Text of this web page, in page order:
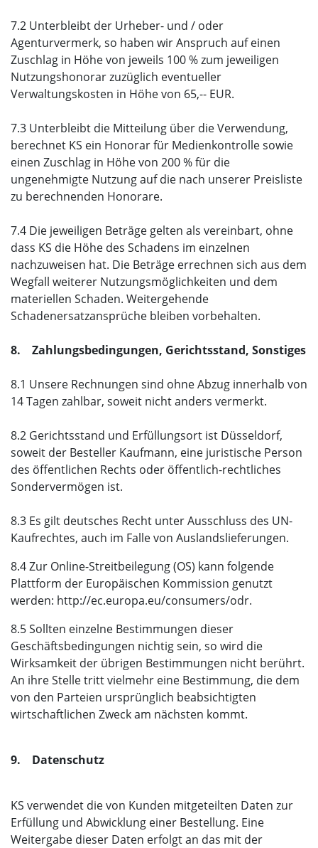
7.2 Unterbleibt der Urheber- und / oder
Agenturvermerk, so haben wir Anspruch auf einen
Zuschlag in Höhe von jeweils 100 % zum jeweiligen
Nutzungshonorar zuzüglich eventueller
Verwaltungskosten in Höhe von 65,-- EUR.
7.3 Unterbleibt die Mitteilung über die Verwendung,
berechnet KS ein Honorar für Medienkontrolle sowie
einen Zuschlag in Höhe von 200 % für die
ungenehmigte Nutzung auf die nach unserer Preisliste
zu berechnenden Honorare.
7.4 Die jeweiligen Beträge gelten als vereinbart, ohne
dass KS die Höhe des Schadens im einzelnen
nachzuweisen hat. Die Beträge errechnen sich aus dem
Wegfall weiterer Nutzungsmöglichkeiten und dem
materiellen Schaden. Weitergehende
Schadenersatzansprüche bleiben vorbehalten.
8. Zahlungsbedingungen, Gerichtsstand, Sonstiges
8.1 Unsere Rechnungen sind ohne Abzug innerhalb von
14 Tagen zahlbar, soweit nicht anders vermerkt.
8.2 Gerichtsstand und Erfüllungsort ist Düsseldorf,
soweit der Besteller Kaufmann, eine juristische Person
des öffentlichen Rechts oder öffentlich-rechtliches
Sondervermögen ist.
8.3 Es gilt deutsches Recht unter Ausschluss des UN-
Kaufrechtes, auch im Falle von Auslandslieferungen.
8.4 Zur Online-Streitbeilegung (OS) kann folgende
Plattform der Europäischen Kommission genutzt
werden: http://ec.europa.eu/consumers/odr.
8.5 Sollten einzelne Bestimmungen dieser
Geschäftsbedingungen nichtig sein, so wird die
Wirksamkeit der übrigen Bestimmungen nicht berührt.
An ihre Stelle tritt vielmehr eine Bestimmung, die dem
von den Parteien ursprünglich beabsichtigten
wirtschaftlichen Zweck am nächsten kommt.
9. Datenschutz
KS verwendet die von Kunden mitgeteilten Daten zur
Erfüllung und Abwicklung einer Bestellung. Eine
Weitergabe dieser Daten erfolgt an das mit der